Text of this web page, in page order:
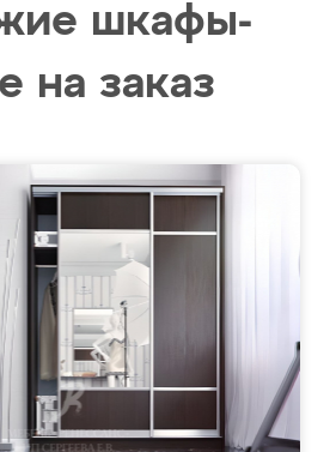
шкафы-
на заказ